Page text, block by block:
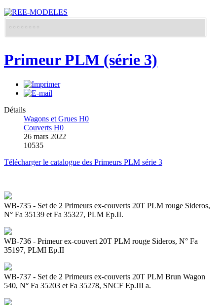
Primeur PLM (série 3)
Détails
Wagons et Grues H0
Couverts H0
26 mars 2022
10535
Télécharger le catalogue des Primeurs PLM série 3
WB-735 - Set de 2 Primeurs ex-couverts 20T PLM rouge Sideros,
N° Fa 35139 et Fa 35327, PLM Ep.II.
WB-736 - Primeur ex-couvert 20T PLM rouge Sideros, N° Fa
35197, PLMI Ep.II
WB-737 - Set de 2 Primeurs ex-couverts 20T PLM Brun Wagon
540, N° Fa 35203 et Fa 35278, SNCF Ep.III a.